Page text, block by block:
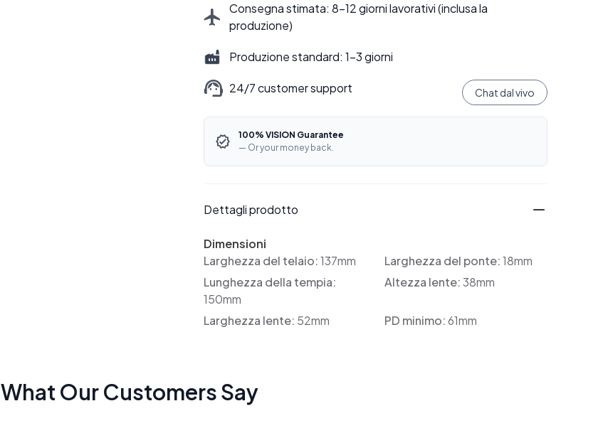
Consegna stimata: 8–12 giorni lavorativi (inclusa la
produzione)
Produzione standard: 1–3 giorni
24/7 customer support Chat dal vivo
100% VISION Guarantee
— Or your money back.
Dettagli prodotto
Dimensioni
Larghezza del telaio:137mm Larghezza del ponte:18mm
Lunghezza della tempia:
150mm
Altezza lente:38mm
Larghezza lente: 52mm PD minimo:61mm
What Our Customers Say